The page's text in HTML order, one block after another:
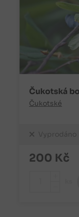
Čukotská
Čukotské
Vyprodáno
200 Kč